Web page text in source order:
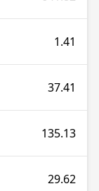
1.41
37.41
135.13
29.62